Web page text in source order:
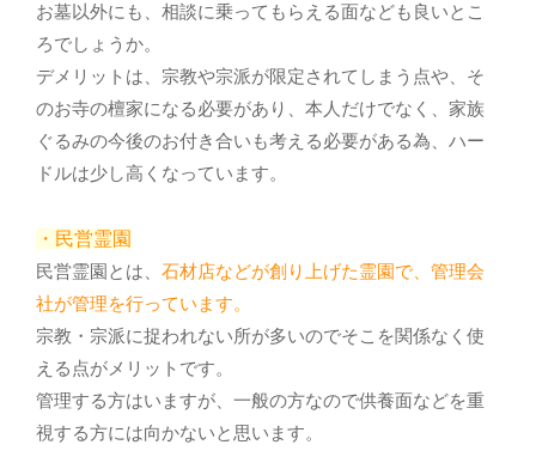
お墓以外にも、相談に乗ってもらえる面なども良いとこ
ろでしょうか。
デメリットは、宗教や宗派が限定されてしまう点や、そ
のお寺の檀家になる必要があり、本人だけでなく、家族
ぐるみの今後のお付き合いも考える必要がある為、ハー
ドルは少し高くなっています。
・民営霊園
民営霊園とは、 石材店などが創り上げた霊園で、管理会
社が管理を行っています。
宗教・宗派に捉われない所が多いのでそこを関係なく使
える点がメリットです。
管理する方はいますが、一般の方なので供養面などを重
視する方には向かないと思います。